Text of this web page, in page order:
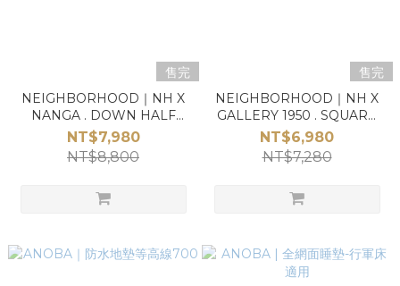
售完
NEIGHBORHOOD｜NH X
NANGA . DOWN HALF
BLANKET 羽絨被 露營
NT$7,980
NT$8,800
售完
NEIGHBORHOOD｜NH X
GALLERY 1950 . SQUARE
MAT 地墊
NT$6,980
NT$7,280